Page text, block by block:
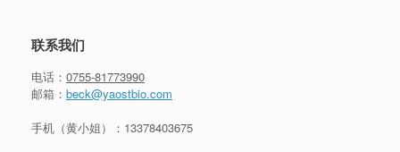
联系我们
电话： 0755-81773990
邮箱： beck@yaostbio.com
手机（黄小姐）： 13378403675